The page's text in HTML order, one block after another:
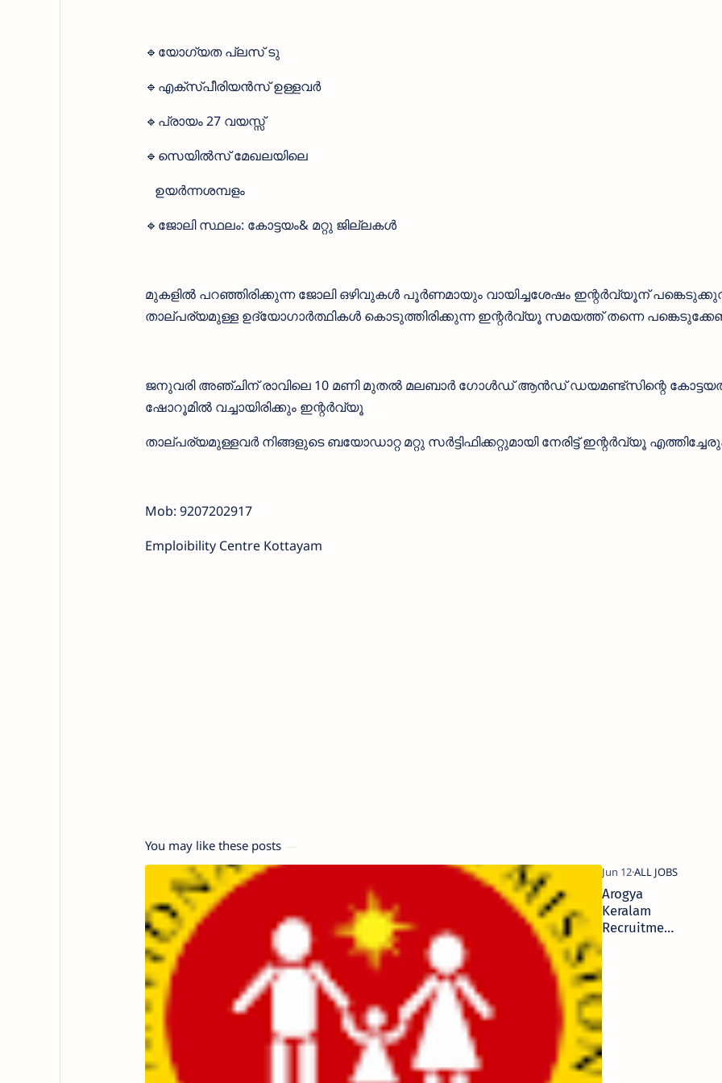
🔹യോഗ്യത പ്ലസ് ടു
🔹എക്സ്പീരിയൻസ് ഉള്ളവർ
🔹പ്രായം 27 വയസ്സ്
🔹സെയിൽസ് മേഖലയിലെ
ഉയർന്നശമ്പളം
🔹ജോലി സ്ഥലം: കോട്ടയം& മറ്റു ജില്ലകൾ
മുകളിൽ പറഞ്ഞിരിക്കുന്ന ജോലി ഒഴിവുകൾ പൂർണമായും വായിച്ചശേഷം ഇന്റർവ്യൂന്
താല്പര്യമുള്ള ഉദ്യോഗാർത്ഥികൾ കൊടുത്തിരിക്കുന്ന ഇന്റർവ്യൂ സമയത്ത് തന്നെ
ജനുവരി അഞ്ചിന് രാവിലെ 10 മണി മുതൽ മലബാർ ഗോൾഡ് ആൻഡ് ഡയമണ്ട്സിന്റെ
ഷോറൂമിൽ വച്ചായിരിക്കും ഇന്റർവ്യൂ
താല്പര്യമുള്ളവർ നിങ്ങളുടെ ബയോഡാറ്റ മറ്റു സർട്ടിഫിക്കറ്റുമായി നേരിട്ട് ഇന്റർവ്യൂ
Mob: 9207202917
Emploibility Centre Kottayam
You may like these posts
Arogya
Keralam
Recruitment
Walk-In For
29 Mid Level
Service
Provider
Posts